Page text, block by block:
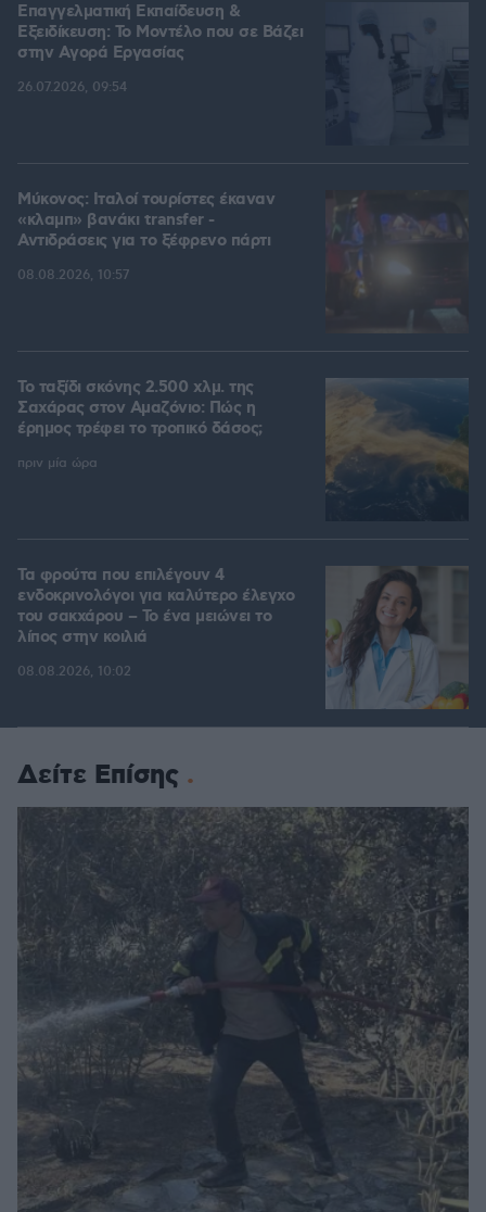
Επαγγελματική Εκπαίδευση &
Εξειδίκευση: Το Mοντέλο που σε Bάζει
στην Aγορά Eργασίας
26.07.2026, 09:54
Μύκονος: Ιταλοί τουρίστες έκαναν
«κλαμπ» βανάκι transfer -
Αντιδράσεις για το ξέφρενο πάρτι
08.08.2026, 10:57
Το ταξίδι σκόνης 2.500 χλμ. της
Σαχάρας στον Αμαζόνιο: Πώς η
έρημος τρέφει το τροπικό δάσος;
πριν μία ώρα
Τα φρούτα που επιλέγουν 4
ενδοκρινολόγοι για καλύτερο έλεγχο
του σακχάρου – Το ένα μειώνει το
λίπος στην κοιλιά
08.08.2026, 10:02
Δείτε Επίσης